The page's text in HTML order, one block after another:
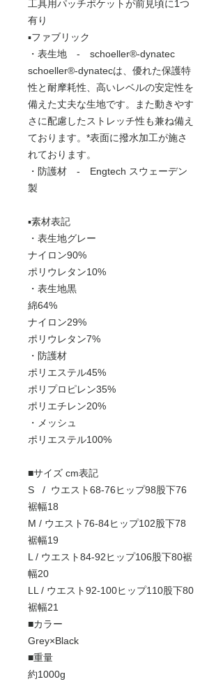
工具用パッチポケットが前見頃に1つ
有り
▪️ファブリック
・表生地 - schoeller®-dynatec
schoeller®-dynatecは、優れた保護特
性と耐摩耗性、高いレベルの安定性を
備えた丈夫な生地です。また動きやす
さに配慮したストレッチ性も兼ね備え
ております。*表面に撥水加工が施さ
れております。
・防護材 - Engtech スウェーデン
製
▪️素材表記
・表生地グレー
ナイロン90%
ポリウレタン10%
・表生地黒
綿64%
ナイロン29%
ポリウレタン7%
・防護材
ポリエステル45%
ポリプロピレン35%
ポリエチレン20%
・メッシュ
ポリエステル100%
■サイズ cm表記
S / ウエスト68-76ヒップ98股下76
裾幅18
M / ウエスト76-84ヒップ102股下78
裾幅19
L / ウエスト84-92ヒップ106股下80裾
幅20
LL / ウエスト92-100ヒップ110股下80
裾幅21
■カラー
Grey×Black
■重量
約1000g